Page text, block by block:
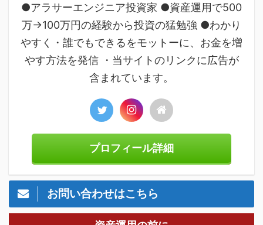
●アラサーエンジニア投資家 ●資産運用で500
万→100万円の経験から投資の猛勉強 ●わかり
やすく・誰でもできるをモットーに、お金を増
やす方法を発信 ・当サイトのリンクに広告が
含まれています。
プロフィール詳細
お問い合わせはこちら